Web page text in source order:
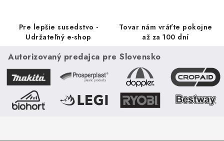
s
Pre lepšie susedstvo -
Udržateľný e-shop
Tovar nám vráťte pokojne
až za 100 dní
Autorizovaný predajca pre Slovensko